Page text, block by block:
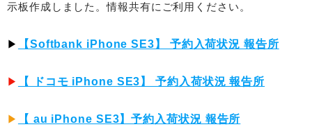
示板作成しました。情報共有にご利用ください。
▶︎ 【Softbank iPhone SE3】 予約入荷状況 報告所
▶︎ 【 ドコモ iPhone SE3】 予約入荷状況 報告所
▶︎ 【 au iPhone SE3】予約入荷状況 報告所